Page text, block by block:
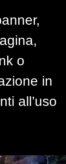
del
o
in
all’uso